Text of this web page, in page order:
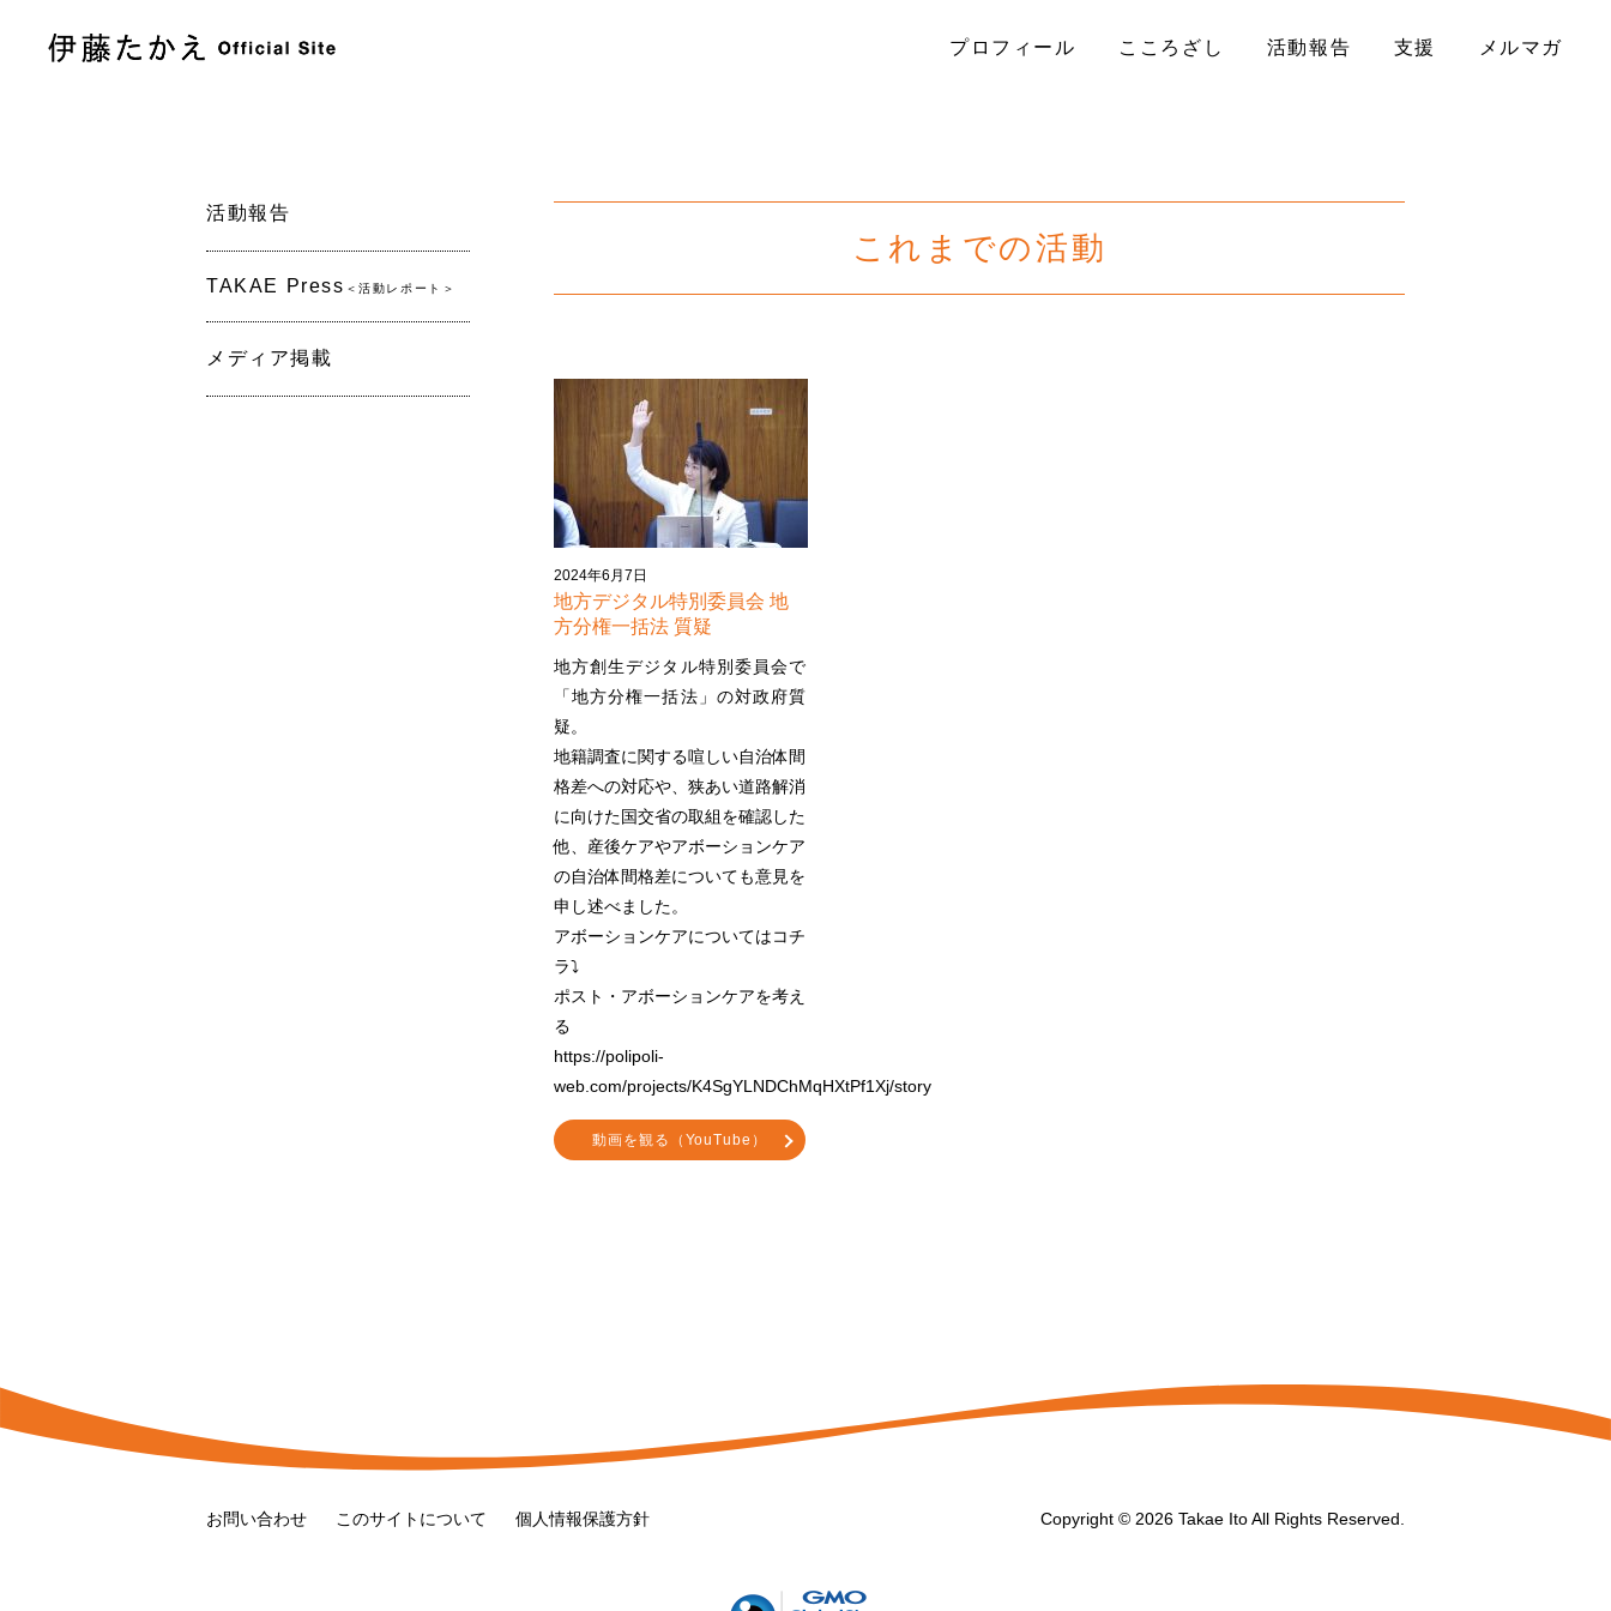
プロフィール こころざし 活動報告 支援 メルマガ
活動報告
TAKAE Press ＜活動レポート＞
メディア掲載
これまでの活動
2024年6月7日
地方デジタル特別委員会 地
方分権一括法 質疑
地方創生デジタル特別委員会で
「地方分権一括法」の対政府質
疑。
地籍調査に関する喧しい自治体間
格差への対応や、狭あい道路解消
に向けた国交省の取組を確認した
他、産後ケアやアボーションケア
の自治体間格差についても意見を
申し述べました。
アボーションケアについてはコチ
ラ⤵︎
ポスト・アボーションケアを考え
る
https://polipoli-
web.com/projects/K4SgYLNDChMqHXtPf1Xj/story
動画を観る（YouTube）
お問い合わせ このサイトについて 個人情報保護方針 Copyright © 2026 Takae Ito All Rights Reserved.